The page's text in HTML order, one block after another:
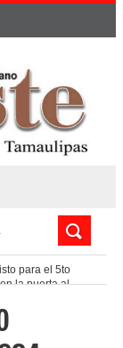
para el 5to
la puerta al